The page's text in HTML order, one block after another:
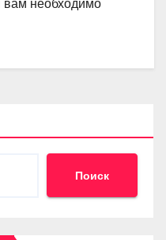
вам необходимо
Поиск